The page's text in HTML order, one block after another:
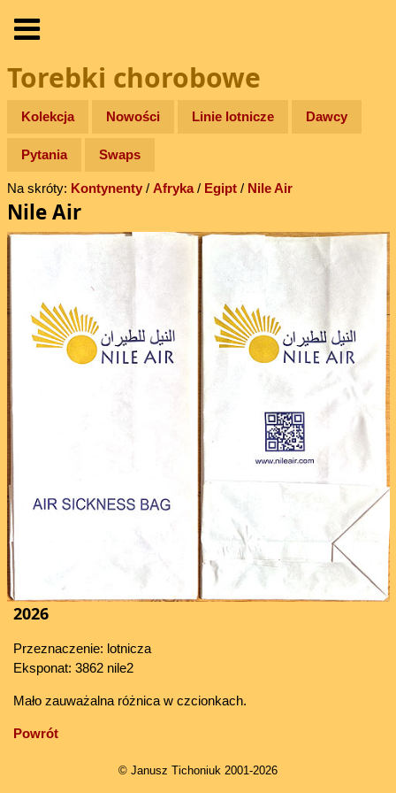
Torebki chorobowe
Kolekcja Nowości Linie lotnicze Dawcy
Pytania Swaps
Na skróty: Kontynenty/ Afryka/ Egipt/ Nile Air
Nile Air
2026
Przeznaczenie: lotnicza
Eksponat: 3862 nile2
Mało zauważalna różnica w czcionkach.
Powrót
© Janusz Tichoniuk 2001-2026